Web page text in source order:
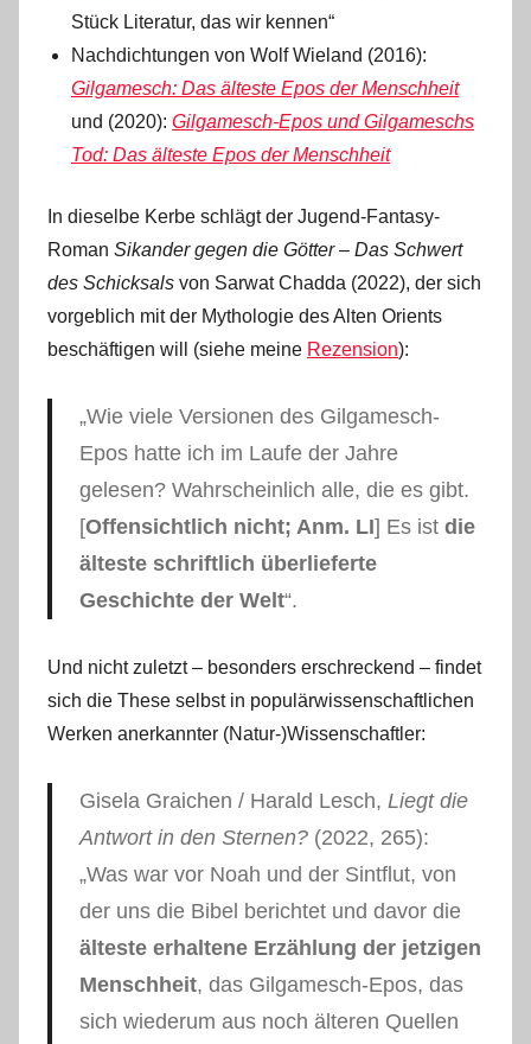
Stück Literatur, das wir kennen“
Nachdichtungen von Wolf Wieland (2016):
Gilgamesch: Das älteste Epos der Menschheit
und (2020): Gilgamesch-Epos und Gilgameschs
Tod: Das älteste Epos der Menschheit
In dieselbe Kerbe schlägt der Jugend-Fantasy-
Roman Sikander gegen die Götter – Das Schwert
des Schicksals von Sarwat Chadda (2022), der sich
vorgeblich mit der Mythologie des Alten Orients
beschäftigen will (siehe meine Rezension):
„Wie viele Versionen des Gilgamesch-
Epos hatte ich im Laufe der Jahre
gelesen? Wahrscheinlich alle, die es gibt.
[Offensichtlich nicht; Anm. LI] Es ist die
älteste schriftlich überlieferte
Geschichte der Welt“.
Und nicht zuletzt ‒ besonders erschreckend – findet
sich die These selbst in populärwissenschaftlichen
Werken anerkannter (Natur-)Wissenschaftler:
Gisela Graichen / Harald Lesch, Liegt die
Antwort in den Sternen?(2022, 265):
„Was war vor Noah und der Sintflut, von
der uns die Bibel berichtet und davor die
älteste erhaltene Erzählung der jetzigen
Menschheit, das Gilgamesch-Epos, das
sich wiederum aus noch älteren Quellen